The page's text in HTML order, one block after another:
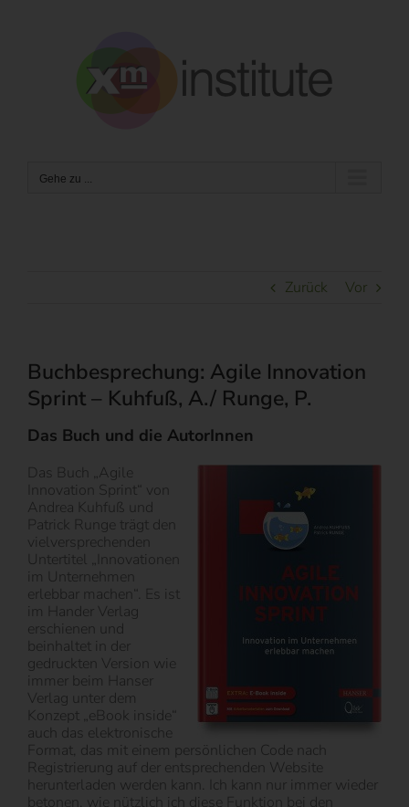
Gehe zu ...
Zurück Vor
Buchbesprechung: Agile Innovation
Sprint – Kuhfuß, A./ Runge, P.
Das Buch und die AutorInnen
Das Buch „Agile
Innovation Sprint“ von
Andrea Kuhfuß und
Patrick Runge trägt den
vielversprechenden
Untertitel „Innovationen
im Unternehmen
erlebbar machen“. Es ist
im Hander Verlag
erschienen und
beinhaltet in der
gedruckten Version wie
immer beim Hanser
Verlag unter dem
Konzept „eBook inside“
auch das elektronische
Format, das mit einem persönlichen Code nach
Registrierung auf der entsprechenden Website
herunterladen werden kann. Ich kann nur immer wieder
betonen, wie nützlich ich diese Funktion bei den